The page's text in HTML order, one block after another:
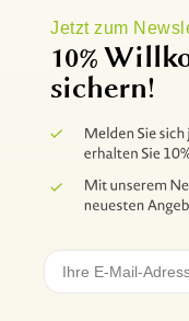
Jetzt zum
10%
sichern!